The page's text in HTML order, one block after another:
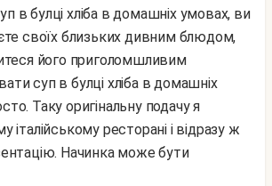
своїх близьких дивним блюдом,
його приголомшливим
суп в булці хліба в домашніх
Таку оригінальну подачу я
італійському ресторані і відразу ж
Начинка може бути